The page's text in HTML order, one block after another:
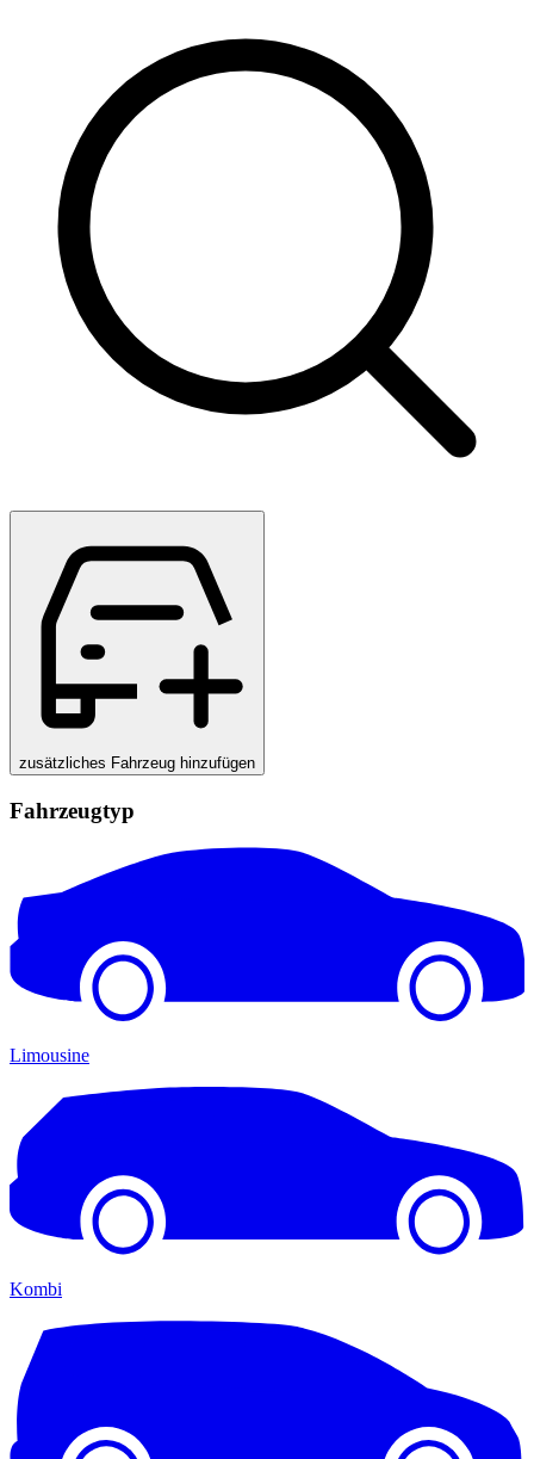
zusätzliches Fahrzeug hinzufügen
Fahrzeugtyp
Limousine
Kombi